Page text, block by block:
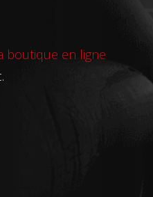
boutique en ligne